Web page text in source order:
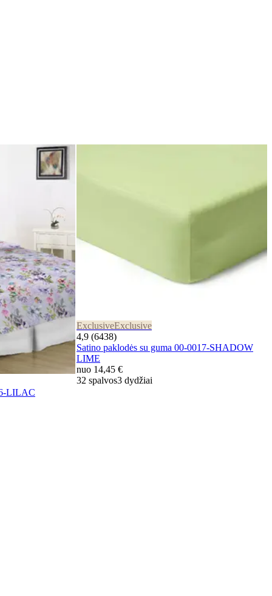
LILAC
ExclusiveExclusive
4,9 (6438)
Satino paklodės su guma 00-0017-SHADOW
LIME
nuo 14,45 €
32 spalvos3 dydžiai